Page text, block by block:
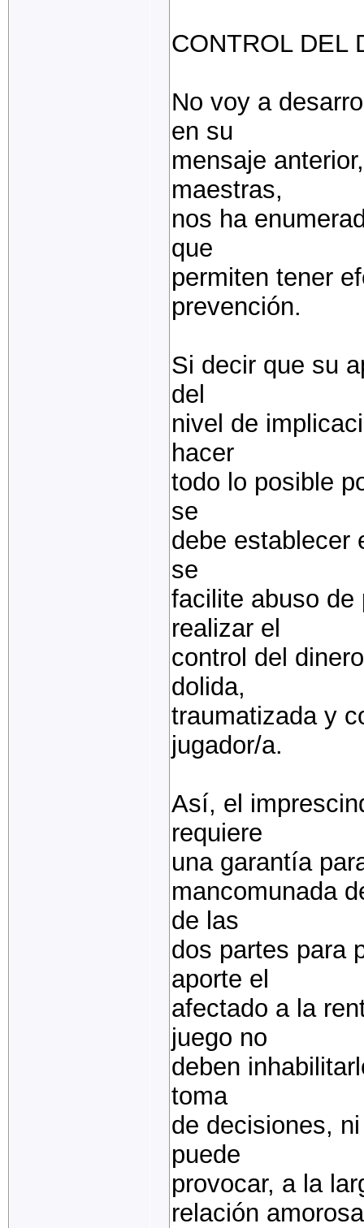
CONTROL DEL
No voy a
en su
mensaje
maestras,
nos ha
que
permiten tener
prevención.
Si decir que su
del
nivel de
hacer
todo lo posible
se
debe establecer
se
facilite abuso de
realizar el
control del
dolida,
traumatizada y
jugador/a.
Así, el
requiere
una garantía
mancomunada
de las
dos partes para
aporte el
afectado a la
juego no
deben
toma
de decisiones,
puede
provocar, a la
relación